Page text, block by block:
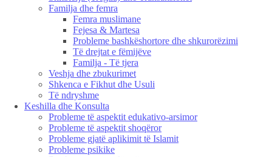
Familja dhe femra
Femra muslimane
Fejesa & Martesa
Probleme bashkëshortore dhe shkurorëzimi
Të drejtat e fëmijëve
Familja - Të tjera
Veshja dhe zbukurimet
Shkenca e Fikhut dhe Usuli
Të ndryshme
Keshilla dhe Konsulta
Probleme të aspektit edukativo-arsimor
Probleme të aspektit shoqëror
Probleme gjatë aplikimit të Islamit
Probleme psikike